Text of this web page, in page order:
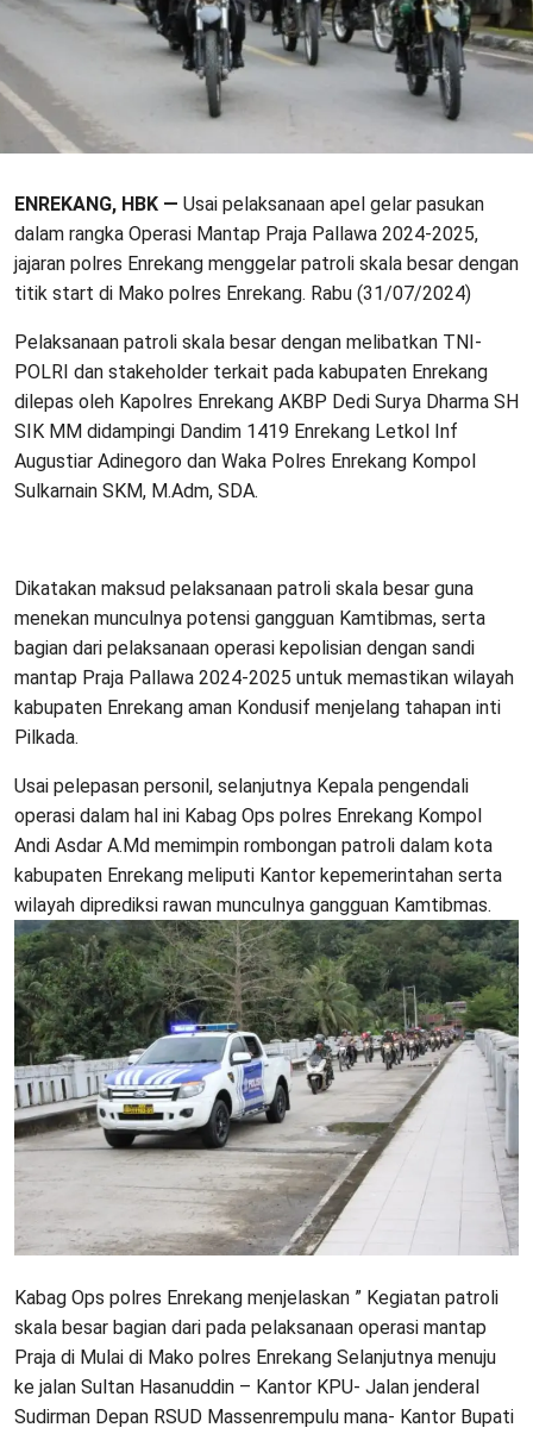
ENREKANG, HBK — Usai pelaksanaan apel gelar pasukan
dalam rangka Operasi Mantap Praja Pallawa 2024-2025,
jajaran polres Enrekang menggelar patroli skala besar dengan
titik start di Mako polres Enrekang. Rabu (31/07/2024)
Pelaksanaan patroli skala besar dengan melibatkan TNI-
POLRI dan stakeholder terkait pada kabupaten Enrekang
dilepas oleh Kapolres Enrekang AKBP Dedi Surya Dharma SH
SIK MM didampingi Dandim 1419 Enrekang Letkol Inf
Augustiar Adinegoro dan Waka Polres Enrekang Kompol
Sulkarnain SKM, M.Adm, SDA.
Dikatakan maksud pelaksanaan patroli skala besar guna
menekan munculnya potensi gangguan Kamtibmas, serta
bagian dari pelaksanaan operasi kepolisian dengan sandi
mantap Praja Pallawa 2024-2025 untuk memastikan wilayah
kabupaten Enrekang aman Kondusif menjelang tahapan inti
Pilkada.
Usai pelepasan personil, selanjutnya Kepala pengendali
operasi dalam hal ini Kabag Ops polres Enrekang Kompol
Andi Asdar A.Md memimpin rombongan patroli dalam kota
kabupaten Enrekang meliputi Kantor kepemerintahan serta
wilayah diprediksi rawan munculnya gangguan Kamtibmas.
Kabag Ops polres Enrekang menjelaskan ” Kegiatan patroli
skala besar bagian dari pada pelaksanaan operasi mantap
Praja di Mulai di Mako polres Enrekang Selanjutnya menuju
ke jalan Sultan Hasanuddin – Kantor KPU- Jalan jenderal
Sudirman Depan RSUD Massenrempulu mana- Kantor Bupati